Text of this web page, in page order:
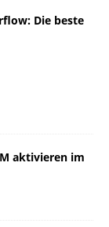
Die beste
aktivieren im